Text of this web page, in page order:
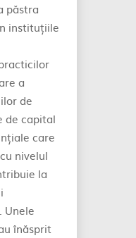
păstra
instituțiile
a
de
de capital
care
nivelul
la
Unele
înăsprit